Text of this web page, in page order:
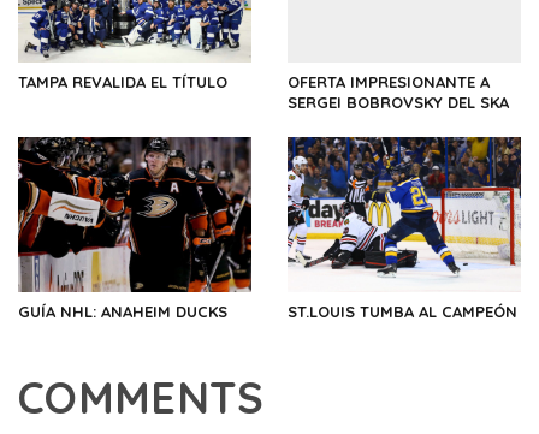
TAMPA REVALIDA EL TÍTULO
OFERTA IMPRESIONANTE A
SERGEI BOBROVSKY DEL SKA
GUÍA NHL: ANAHEIM DUCKS ST.LOUIS TUMBA AL CAMPEÓN
COMMENTS